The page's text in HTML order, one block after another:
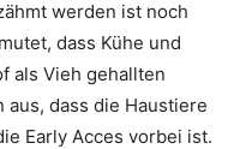
werden ist noch
dass Kühe und
als Vieh gehallten
dass die Haustiere
Early Acces vorbei ist.